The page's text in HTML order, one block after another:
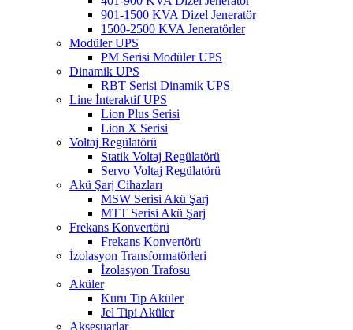
901-1500 KVA Dizel Jeneratör
1500-2500 KVA Jeneratörler
Modüler UPS
PM Serisi Modüler UPS
Dinamik UPS
RBT Serisi Dinamik UPS
Line İnteraktif UPS
Lion Plus Serisi
Lion X Serisi
Voltaj Regülatörü
Statik Voltaj Regülatörü
Servo Voltaj Regülatörü
Akü Şarj Cihazları
MSW Serisi Akü Şarj
MTT Serisi Akü Şarj
Frekans Konvertörü
Frekans Konvertörü
İzolasyon Transformatörleri
İzolasyon Trafosu
Aküler
Kuru Tip Aküler
Jel Tipi Aküler
Aksesuarlar